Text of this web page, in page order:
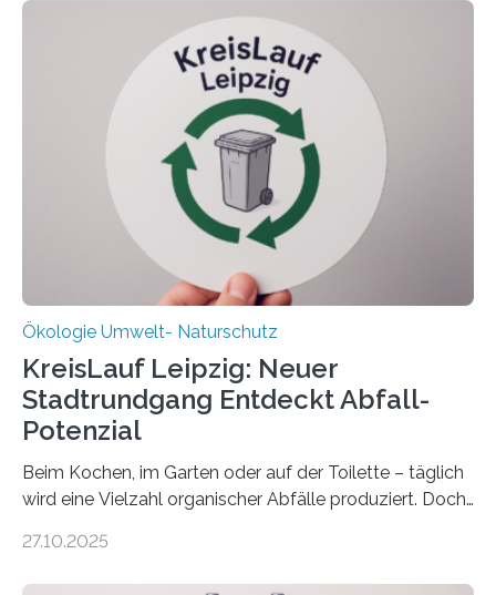
Oldenburg befassen sich insbesondere damit, wie ein
Ökosystem gedeiht – und wie sich dieser Prozess
verlässlich prognostizieren lässt. Grünes Licht für
„DynaCom“: Die Deutsche Forschungsgemeinschaft
(DFG) fördert das Anfang 2019 gestartete
Forschungsprojekt an der Universität Oldenburg für
zwei weitere Jahre mit rund 1,2 Millionen Euro. „Wir
freuen uns sehr über…
Ökologie Umwelt- Naturschutz
KreisLauf Leipzig: Neuer
Stadtrundgang Entdeckt Abfall-
Potenzial
Beim Kochen, im Garten oder auf der Toilette – täglich
wird eine Vielzahl organischer Abfälle produziert. Doch
Potenzial nur dann entfalten können, wenn sie in
27.10.2025